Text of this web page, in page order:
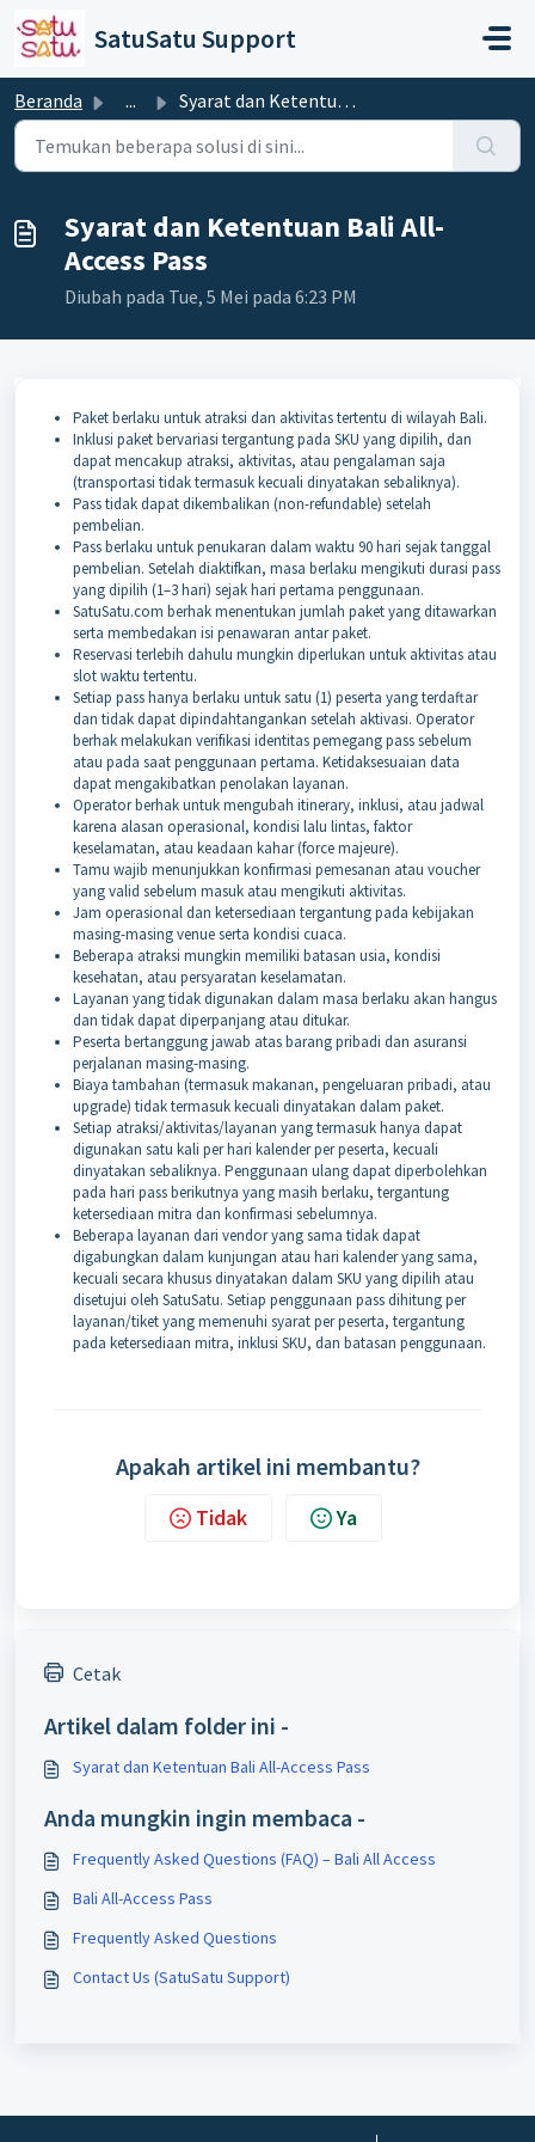
Lewatkan ke konten utama
SatuSatu Support
Beranda ... Syarat dan Ketentuan Bali All-Access Pass
Syarat dan Ketentuan Bali All-
Access Pass
Diubah pada Tue, 5 Mei pada 6:23 PM
Paket berlaku untuk atraksi dan aktivitas tertentu di wilayah Bali.
Inklusi paket bervariasi tergantung pada SKU yang dipilih, dan
dapat mencakup atraksi, aktivitas, atau pengalaman saja
(transportasi tidak termasuk kecuali dinyatakan sebaliknya).
Pass tidak dapat dikembalikan (non-refundable) setelah
pembelian.
Pass berlaku untuk penukaran dalam waktu 90 hari sejak tanggal
pembelian. Setelah diaktifkan, masa berlaku mengikuti durasi pass
yang dipilih (1–3 hari) sejak hari pertama penggunaan.
SatuSatu.com berhak menentukan jumlah paket yang ditawarkan
serta membedakan isi penawaran antar paket.
Reservasi terlebih dahulu mungkin diperlukan untuk aktivitas atau
slot waktu tertentu.
Setiap pass hanya berlaku untuk satu (1) peserta yang terdaftar
dan tidak dapat dipindahtangankan setelah aktivasi. Operator
berhak melakukan verifikasi identitas pemegang pass sebelum
atau pada saat penggunaan pertama. Ketidaksesuaian data
dapat mengakibatkan penolakan layanan.
Operator berhak untuk mengubah itinerary, inklusi, atau jadwal
karena alasan operasional, kondisi lalu lintas, faktor
keselamatan, atau keadaan kahar (force majeure).
Tamu wajib menunjukkan konfirmasi pemesanan atau voucher
yang valid sebelum masuk atau mengikuti aktivitas.
Jam operasional dan ketersediaan tergantung pada kebijakan
masing-masing venue serta kondisi cuaca.
Beberapa atraksi mungkin memiliki batasan usia, kondisi
kesehatan, atau persyaratan keselamatan.
Layanan yang tidak digunakan dalam masa berlaku akan hangus
dan tidak dapat diperpanjang atau ditukar.
Peserta bertanggung jawab atas barang pribadi dan asuransi
perjalanan masing-masing.
Biaya tambahan (termasuk makanan, pengeluaran pribadi, atau
upgrade) tidak termasuk kecuali dinyatakan dalam paket.
Setiap atraksi/aktivitas/layanan yang termasuk hanya dapat
digunakan satu kali per hari kalender per peserta, kecuali
dinyatakan sebaliknya. Penggunaan ulang dapat diperbolehkan
pada hari pass berikutnya yang masih berlaku, tergantung
ketersediaan mitra dan konfirmasi sebelumnya.
Beberapa layanan dari vendor yang sama tidak dapat
digabungkan dalam kunjungan atau hari kalender yang sama,
kecuali secara khusus dinyatakan dalam SKU yang dipilih atau
disetujui oleh SatuSatu. Setiap penggunaan pass dihitung per
layanan/tiket yang memenuhi syarat per peserta, tergantung
pada ketersediaan mitra, inklusi SKU, dan batasan penggunaan.
Apakah artikel ini membantu?
Tidak Ya
Cetak
Artikel dalam folder ini -
Syarat dan Ketentuan Bali All-Access Pass
Anda mungkin ingin membaca -
Frequently Asked Questions (FAQ) – Bali All Access
Bali All-Access Pass
Frequently Asked Questions
Contact Us (SatuSatu Support)